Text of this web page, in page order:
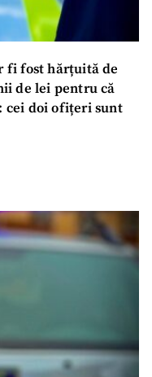
fi fost hărțuită de
de lei pentru că
cei doi ofițeri sunt